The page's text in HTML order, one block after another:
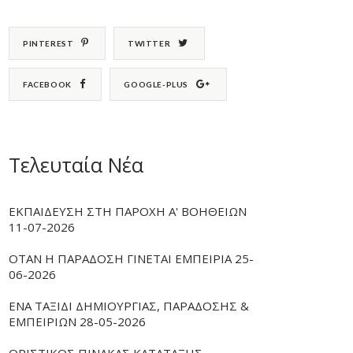
PINTEREST TWITTER
FACEBOOK GOOGLE-PLUS
Τελευταία Νέα
ΕΚΠΑΙΔΕΥΣΗ ΣΤΗ ΠΑΡΟΧΗ Α' ΒΟΗΘΕΙΩΝ
11-07-2026
ΟΤΑΝ Η ΠΑΡΑΔΟΣΗ ΓΙΝΕΤΑΙ ΕΜΠΕΙΡΙΑ 25-
06-2026
ΕΝΑ ΤΑΞΙΔΙ ΔΗΜΙΟΥΡΓΙΑΣ, ΠΑΡΑΔΟΣΗΣ &
ΕΜΠΕΙΡΙΩΝ 28-05-2026